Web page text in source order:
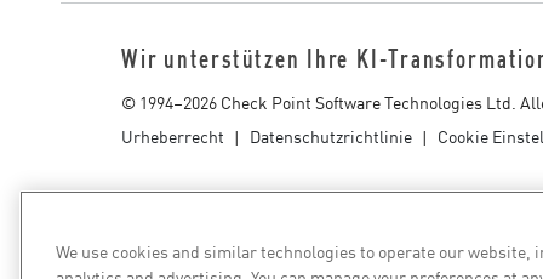
Sichere Abhilfe
ThreatCloud KI
AI SECURITY
AI Red Teaming
Produkte A bis Z anzeigen
Wir unterstützen Ihre KI-
© 1994–2026 Check Point Software Technologies Ltd.
Urheberrecht
Datenschutzrichtlinie Cookie
We use cookies and similar technologies to operate our website,